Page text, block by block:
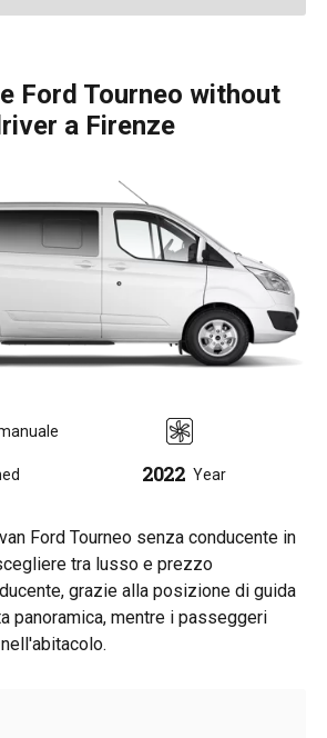
Ford Tourneo without
a Firenze
2022 Year
Ford Tourneo senza conducente in
tra lusso e prezzo
grazie alla posizione di guida
panoramica, mentre i passeggeri